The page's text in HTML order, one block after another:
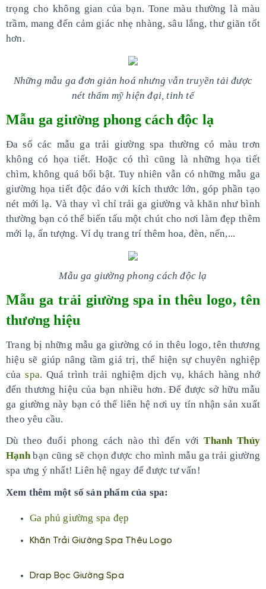
trọng cho không gian của bạn. Tone màu thường là màu
trầm, mang đến cảm giác nhẹ nhàng, sâu lắng, thư giãn tốt
hơn.
Những mẫu ga đơn giản hoá nhưng vẫn truyền tải được
nét thẩm mỹ hiện đại, tinh tế
Mẫu ga giường phong cách độc lạ
Đa số các mẫu ga trải giường spa thường có màu trơn
không có họa tiết. Hoặc có thì cũng là những họa tiết
chìm, không quá bổi bật. Tuy nhiên vẫn có những mẫu ga
giường họa tiết độc đáo với kích thước lớn, góp phần tạo
nét mới lạ. Và thay vì chỉ trải ga giường và khăn như bình
thường bạn có thể biến tấu một chút cho nơi làm đẹp thêm
mới lạ, ấn tượng. Ví dụ trang trí thêm hoa, đèn, nến,...
Mẫu ga giường phong cách độc lạ
Mẫu ga trải giường spa in thêu logo, tên
thương hiệu
Trang bị những mẫu ga giường có in thêu logo, tên thương
hiệu sẽ giúp nâng tầm giá trị, thể hiện sự chuyên nghiệp
củaspa. Quá trình trải nghiệm dịch vụ, khách hàng nhớ
đến thương hiệu của bạn nhiều hơn. Để được sở hữu mẫu
ga giường này bạn có thể liên hệ nơi uy tín nhận sản xuất
theo yêu cầu.
Dù theo đuổi phong cách nào thì đến vớiThanh Thúy
Hạnhbạn cũng sẽ chọn được cho mình mẫu ga trải giường
spa ưng ý nhất! Liên hệ ngay để được tư vấn!
Xem thêm một số sản phẩm của spa:
Ga phủ giường spa đẹp
Khăn Trải Giường Spa Thêu Logo
Drap Bọc Giường Spa